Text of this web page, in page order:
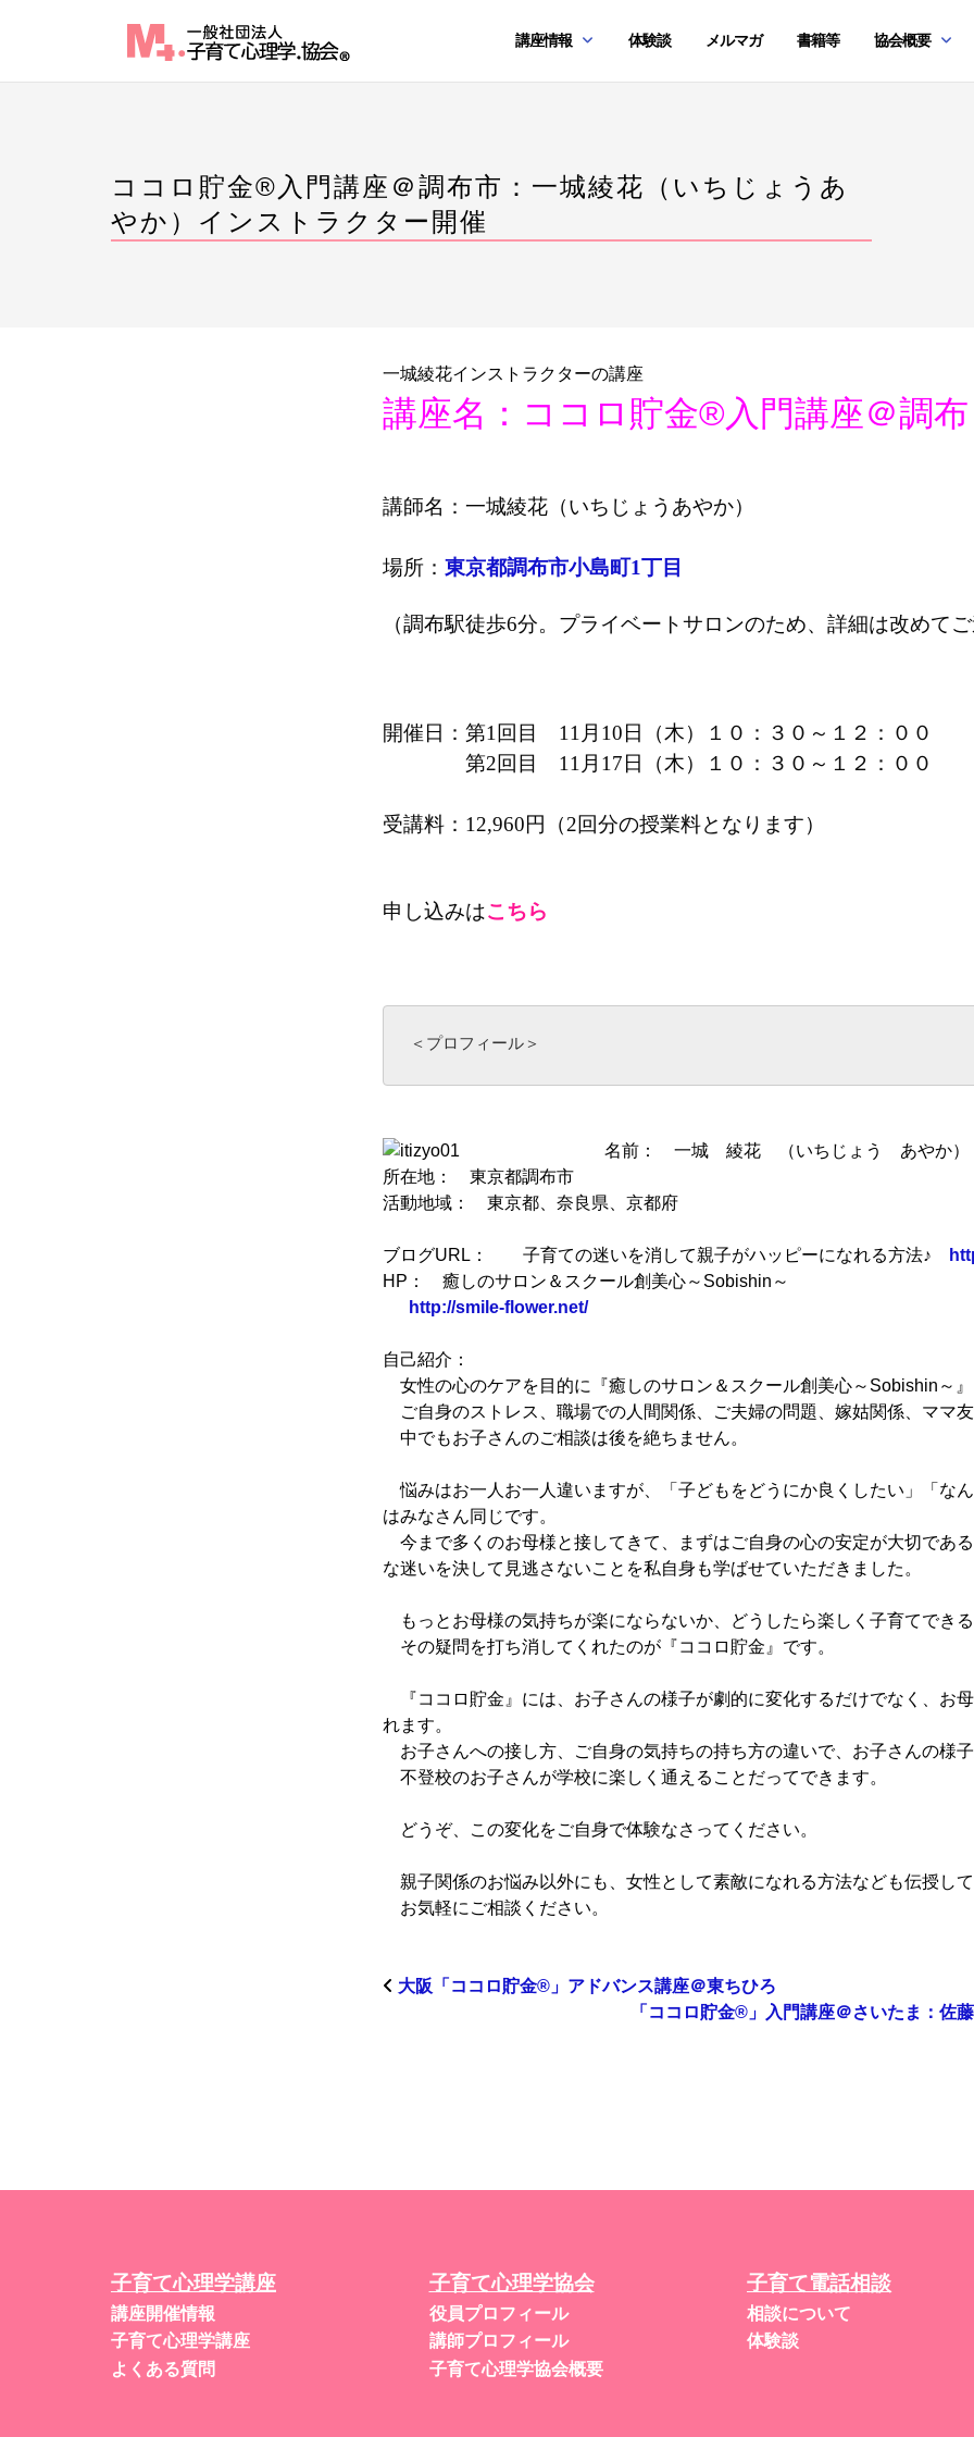
講座情報 体験談 メルマガ 書籍等 協会概要
ココロ貯金®入門講座＠調布市：一城綾花（いちじょうあ
やか）インストラクター開催
一城綾花インストラクターの講座
講座名：ココロ貯金®入門講座＠調布
講師名：一城綾花（いちじょうあやか）
場所： 東京都調布市小島町1丁目
（調布駅徒歩6分。プライベートサロンのため、詳細は改めて
開催日：第1回目 11月10日（木）１０：３０～１２：００
第2回目 11月17日（木）１０：３０～１２：００
受講料：12,960円（2回分の授業料となります）
申し込みはこちら
＜プロフィール＞
名前： 一城 綾花 （いちじょう あやか）
所在地： 東京都調布市
活動地域： 東京都、奈良県、京都府
ブログURL： 子育ての迷いを消して親子がハッピーになれる方法♪
HP： 癒しのサロン＆スクール創美心～Sobishin～
http://smile-flower.net/
自己紹介：
女性の心のケアを目的に『癒しのサロン＆スクール創美心～Sobishin～』
ご自身のストレス、職場での人間関係、ご夫婦の問題、嫁姑関係、ママ友
中でもお子さんのご相談は後を絶ちません。
悩みはお一人お一人違いますが、「子どもをどうにか良くしたい」「な
はみなさん同じです。
今まで多くのお母様と接してきて、まずはご自身の心の安定が大切であ
な迷いを決して見逃さないことを私自身も学ばせていただきました。
もっとお母様の気持ちが楽にならないか、どうしたら楽しく子育てできる
その疑問を打ち消してくれたのが『ココロ貯金』です。
『ココロ貯金』には、お子さんの様子が劇的に変化するだけでなく、お
れます。
お子さんへの接し方、ご自身の気持ちの持ち方の違いで、お子さんの様子
不登校のお子さんが学校に楽しく通えることだってできます。
どうぞ、この変化をご自身で体験なさってください。
親子関係のお悩み以外にも、女性として素敵になれる方法なども伝授して
お気軽にご相談ください。
大阪「ココロ貯金®︎」アドバンス講座＠東ちひろ
「ココロ貯金®︎」入門講座＠さいたま：佐
子育て心理学講座
講座開催情報
子育て心理学講座
よくある質問
子育て心理学協会
役員プロフィール
講師プロフィール
子育て心理学協会概要
子育て電話相談
相談について
体験談